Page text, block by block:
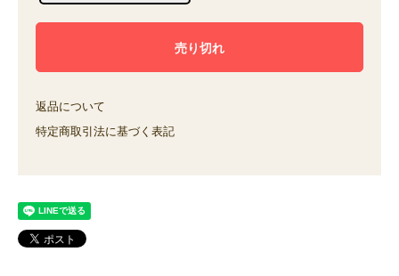
返品について
特定商取引法に基づく表記